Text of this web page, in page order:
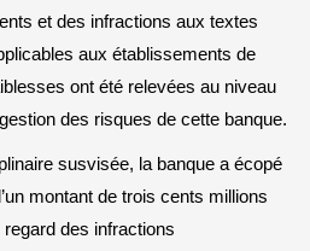
et des infractions aux textes
aux établissements de
ont été relevées au niveau
des risques de cette banque.
susvisée, la banque a écopé
montant de trois cents millions
des infractions